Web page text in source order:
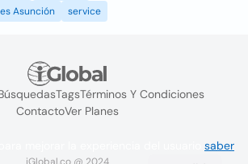
Asunción
service
TagsTérminos Y Condiciones
ContactoVer Planes
iGlobal.co @ 2024
saber